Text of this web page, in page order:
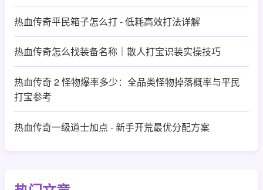
热血传奇平民箱子怎么打 - 低耗高效打法详解
热血传奇怎么找装备名称｜散人打宝识装实操技巧
热血传奇 2 怪物爆率多少：全品类怪物掉落概率与平民
打宝参考
热血传奇一级道士加点 - 新手开荒最优分配方案